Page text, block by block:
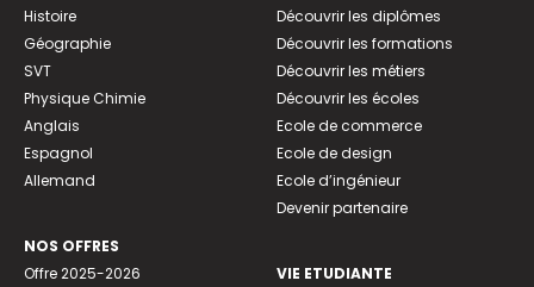
Histoire
Géographie
SVT
Physique Chimie
Anglais
Espagnol
Allemand
NOS OFFRES
Offre 2025-2026
Découvrir les diplômes
Découvrir les formations
Découvrir les métiers
Découvrir les écoles
Ecole de commerce
Ecole de design
Ecole d’ingénieur
Devenir partenaire
VIE ETUDIANTE